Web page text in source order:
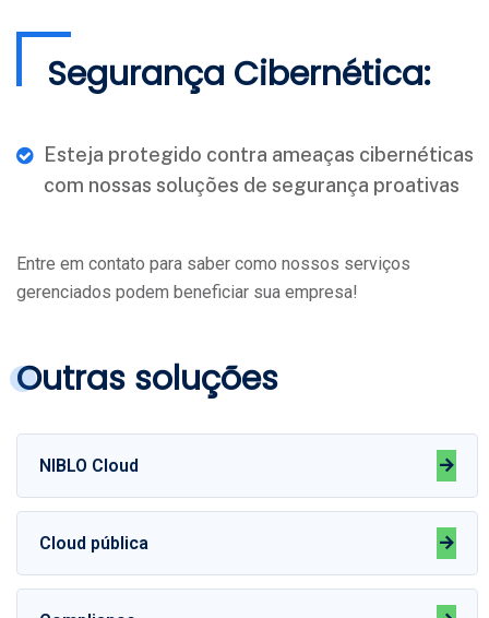
Segurança Cibernética:
Esteja protegido contra ameaças cibernéticas
com nossas soluções de segurança proativas
Entre em contato para saber como nossos serviços
gerenciados podem beneficiar sua empresa!
Outras soluções
NIBLO Cloud
Cloud pública